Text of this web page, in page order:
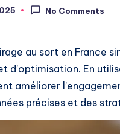
No Comments
au sort en France
d’optimisation. En
améliorer
précises et des